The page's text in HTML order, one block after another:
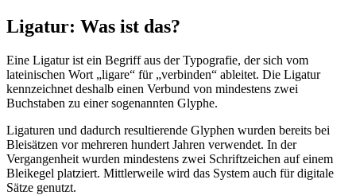
Ligatur: Was ist das?
Eine Ligatur ist ein Begriff aus der Typografie, der sich vom
lateinischen Wort „ligare“ für „verbinden“ ableitet. Die Ligatur
kennzeichnet deshalb einen Verbund von mindestens zwei
Buchstaben zu einer sogenannten Glyphe.
Ligaturen und dadurch resultierende Glyphen wurden bereits bei
Bleisätzen vor mehreren hundert Jahren verwendet. In der
Vergangenheit wurden mindestens zwei Schriftzeichen auf einem
Bleikegel platziert. Mittlerweile wird das System auch für digitale
Sätze genutzt.